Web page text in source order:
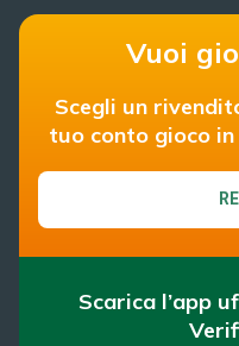
Vuoi
Scegli un
tuo conto gioco in
Scarica l’app